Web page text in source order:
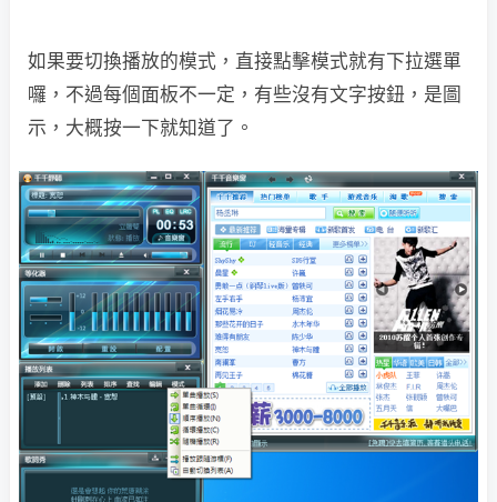
如果要切換播放的模式，直接點擊模式就有下拉選單
囉，不過每個面板不一定，有些沒有文字按鈕，是圖
示，大概按一下就知道了。